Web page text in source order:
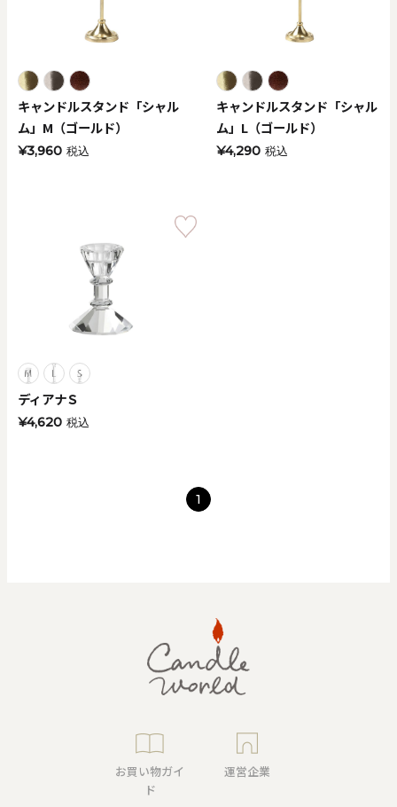
キャンドルスタンド「シャル
ム」M（ゴールド）
¥3,960 税込
キャンドルスタンド「シャル
ム」L（ゴールド）
¥4,290 税込
ディアナＳ
¥4,620 税込
1
お買い物ガイ
ド
運営企業